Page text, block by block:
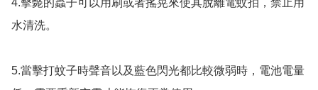
4.擊斃的蟲子可以用刷或者搖晃來使其脫離電蚊拍，禁止用
水清洗。
5.當擊打蚊子時聲音以及藍色閃光都比較微弱時，電池電量